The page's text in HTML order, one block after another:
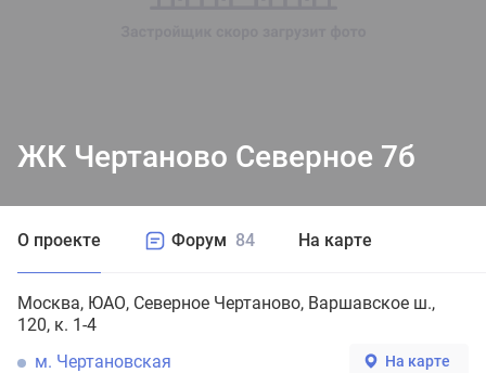
О проекте Форум 84 На карте
Москва ЮАО Северное Чертаново Варшавское ш.,
120, к. 1-4
м. Чертановская
На карте
ЖК Чертаново Северное 7б